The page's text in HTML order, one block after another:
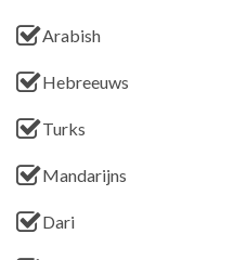
Arabish
Hebreeuws
Turks
Mandarijns
Dari